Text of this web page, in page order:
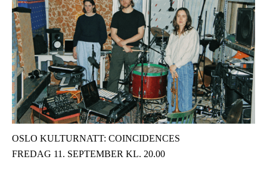
OSLO KULTURNATT: COINCIDENCES
FREDAG 11. SEPTEMBER KL. 20.00